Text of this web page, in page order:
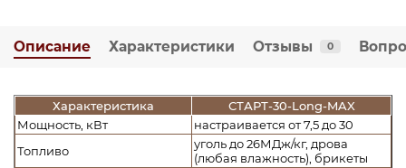
Описание Характеристики Отзывы 0
Характеристика
СТАРТ-30-Long-MAX
Мощность, кВт
настраивается от 7,5 до 30
Топливо
уголь до 26МДж/кг, дрова
(любая влажность), брикеты